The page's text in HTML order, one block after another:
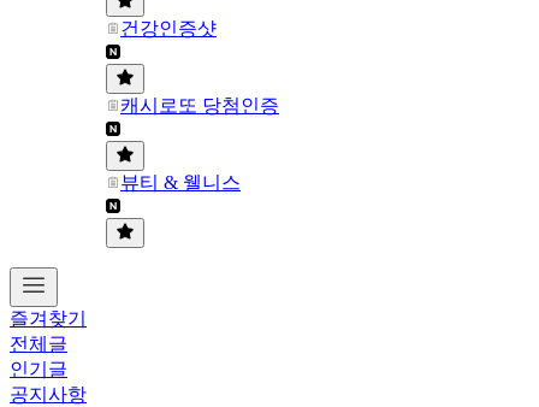
건강인증샷
캐시로또 당첨인증
뷰티 & 웰니스
즐겨찾기
전체글
인기글
공지사항